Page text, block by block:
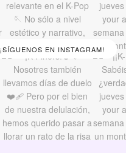
¡SÍGUENOS EN INSTAGRAM!